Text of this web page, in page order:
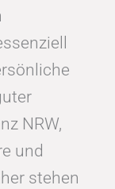
NRW,
und
stehen